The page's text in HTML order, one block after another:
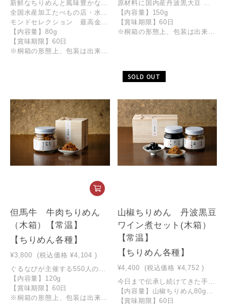
全国水産加工たべもの店・水産庁長官賞受賞 1997年
モンドセレクション 最高金賞受賞 2007年
【内容量】80g
【賞味期限】60日
※桐箱の形態上、包装は出来かねますのでご了承ください。
【内容量】150g
【賞味期限】60日
※桐箱の形態上、包装は出来かねますのでご了承ください。
但馬牛 牛肉ちりめん
（木箱）【常温】
【ちりめん各種】
¥3,800 (税込価格 ¥4,104 )
【内容量】120g
【賞味期限】60日
※桐箱の形態上、包装は出来かねますのでご了承ください。
SOLD OUT
山椒ちりめん 丹波黒豆
ワイン煮セット(木箱）
【常温】
【ちりめん各種】
¥4,400 (税込価格 ¥4,752 )
【内容量】山椒ちりめん80g、丹波黒豆ワイン煮150g
【賞味期限】60日